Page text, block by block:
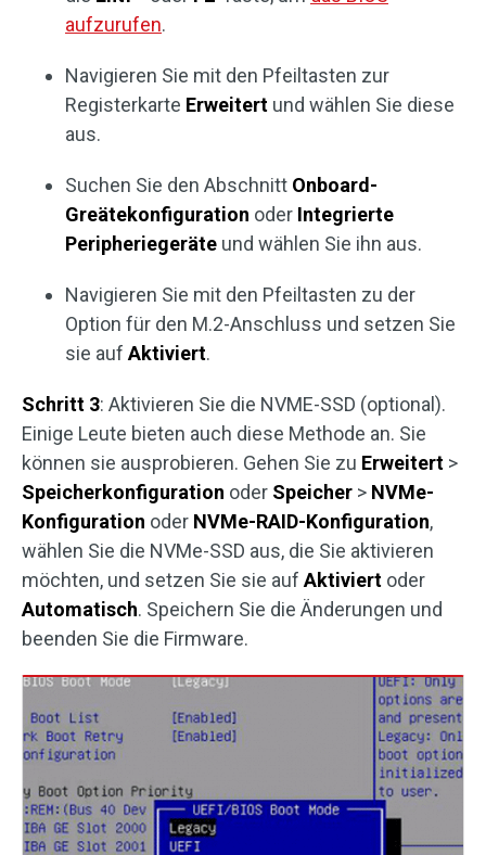
aufzurufen.
Navigieren Sie mit den Pfeiltasten zur
Registerkarte Erweitert und wählen Sie diese
aus.
Suchen Sie den Abschnitt Onboard-
Greätekonfiguration oder Integrierte
Peripheriegeräte und wählen Sie ihn aus.
Navigieren Sie mit den Pfeiltasten zu der
Option für den M.2-Anschluss und setzen Sie
sie auf Aktiviert.
Schritt 3: Aktivieren Sie die NVME-SSD (optional).
Einige Leute bieten auch diese Methode an. Sie
können sie ausprobieren. Gehen Sie zu Erweitert >
Speicherkonfiguration oder Speicher > NVMe-
Konfiguration oder NVMe-RAID-Konfiguration,
wählen Sie die NVMe-SSD aus, die Sie aktivieren
möchten, und setzen Sie sie auf Aktiviert oder
Automatisch. Speichern Sie die Änderungen und
beenden Sie die Firmware.